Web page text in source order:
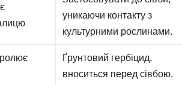
уникаючи контакту з
культурними рослинами.
Ґрунтовий гербіцид,
вноситься перед сівбою.